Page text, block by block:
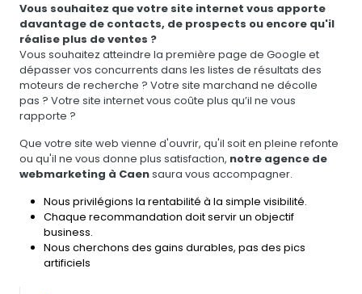
Vous souhaitez que votre site internet vous apporte
davantage de contacts, de prospects ou encore qu'il
réalise plus de ventes ?
Vous souhaitez atteindre la première page de Google et
dépasser vos concurrents dans les listes de résultats des
moteurs de recherche ? Votre site marchand ne décolle
pas ? Votre site internet vous coûte plus qu’il ne vous
rapporte ?
Que votre site web vienne d'ouvrir, qu'il soit en pleine refonte
ou qu'il ne vous donne plus satisfaction, notre agence de
webmarketing à Caensaura vous accompagner.
Nous privilégions la rentabilité à la simple visibilité.
Chaque recommandation doit servir un objectif
business.
Nous cherchons des gains durables, pas des pics
artificiels